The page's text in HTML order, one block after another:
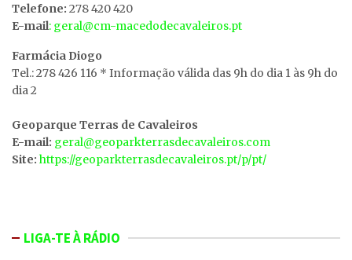
Telefone: 278 420 420
E-mail: geral@cm-macedodecavaleiros.pt
Farmácia Diogo
Tel.: 278 426 116 * Informação válida das 9h do dia 1 às 9h do
dia 2
Geoparque Terras de Cavaleiros
E-mail: geral@geoparkterrasdecavaleiros.com
Site: https://geoparkterrasdecavaleiros.pt/p/pt/
LIGA-TE À RÁDIO